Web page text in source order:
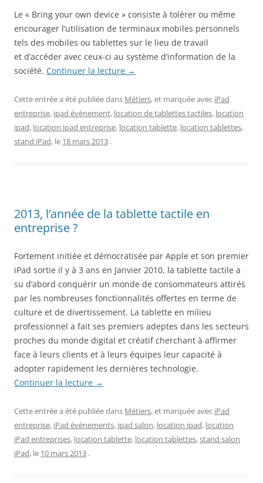
Le « Bring your own device » consiste à tolérer ou même
encourager l’utilisation de terminaux mobiles personnels
tels des mobiles ou tablettes sur le lieu de travail
et d’accéder avec ceux-ci au système d’information de la
société. Continuer la lecture →
Cette entrée a été publiée dans Métiers, et marquée avec iPad
entreprise, ipad évènement, location de tablettes tactiles, location
ipad, location ipad entreprise, location tablette, location tablettes,
stand iPad, le 18 mars 2013 .
2013, l’année de la tablette tactile en
entreprise ?
Fortement initiée et démocratisée par Apple et son premier
iPad sortie il y à 3 ans en Janvier 2010, la tablette tactile a
su d’abord conquérir un monde de consommateurs attirés
par les nombreuses fonctionnalités offertes en terme de
culture et de divertissement. La tablette en milieu
professionnel a fait ses premiers adeptes dans les secteurs
proches du monde digital et créatif cherchant à affirmer
face à leurs clients et à leurs équipes leur capacité à
adopter rapidement les dernières technologie.
Continuer la lecture →
Cette entrée a été publiée dans Métiers, et marquée avec iPad
entreprise, iPad événements, ipad salon, location ipad, location
iPad entreprises, location tablette, location tablettes,stand salon
iPad, le 10 mars 2013 .